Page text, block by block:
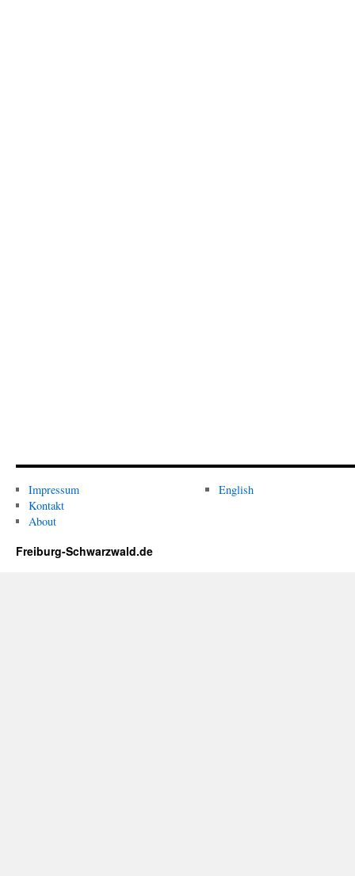
Impressum
Kontakt
About
English
Freiburg-Schwarzwald.de